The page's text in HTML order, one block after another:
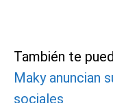
También te
Maky anuncian
sociales